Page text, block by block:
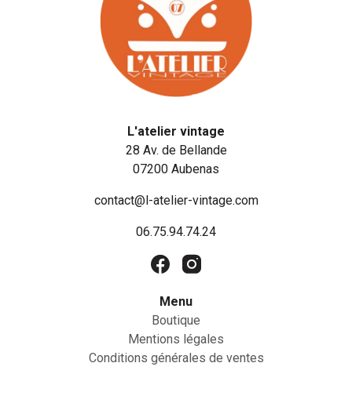
L'atelier vintage
28 Av. de Bellande
07200 Aubenas
contact@l-atelier-vintage.com
06.75.94.74.24
Menu
Boutique
Mentions légales
Conditions générales de ventes